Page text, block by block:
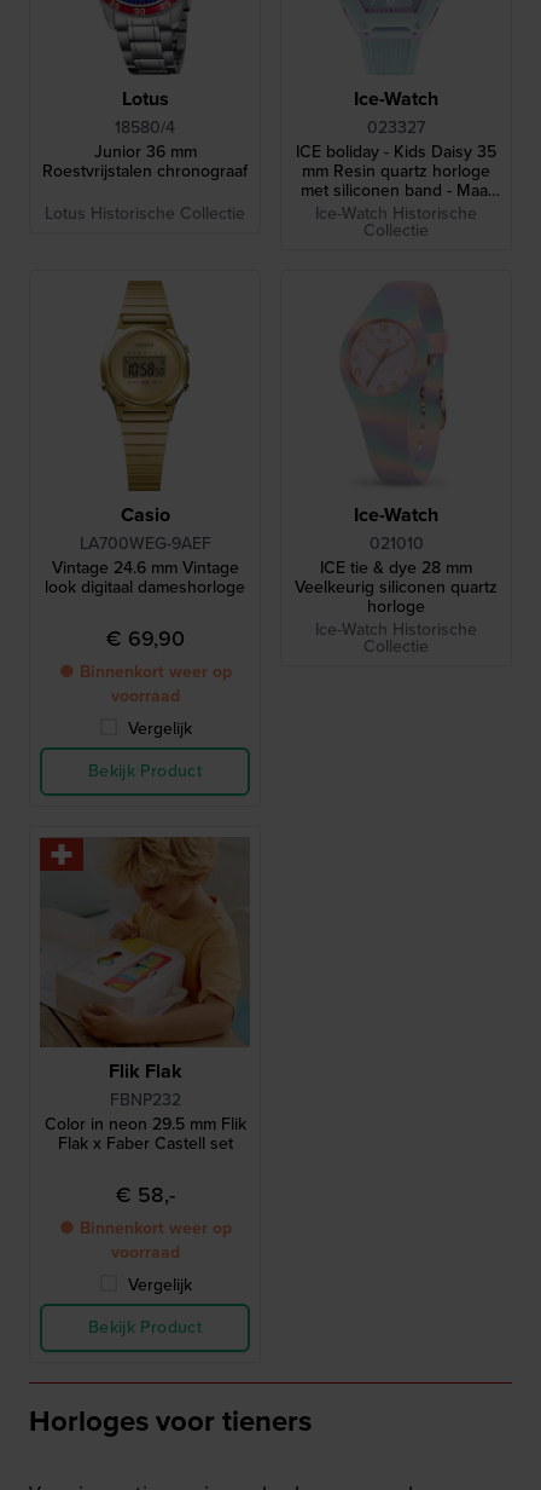
Lotus
18580/4
Junior 36 mm
Roestvrijstalen chronograaf
Lotus Historische Collectie
Ice-Watch
023327
ICE boliday - Kids Daisy 35
mm Resin quartz horloge
met siliconen band - Maat
Small
Ice-Watch Historische
Collectie
Casio
LA700WEG-9AEF
Vintage 24.6 mm Vintage
look digitaal dameshorloge
€ 69,90
● Binnenkort weer op
voorraad
Vergelijk
Bekijk Product
Ice-Watch
021010
ICE tie & dye 28 mm
Veelkeurig siliconen quartz
horloge
Ice-Watch Historische
Collectie
Flik Flak
FBNP232
Color in neon 29.5 mm Flik
Flak x Faber Castell set
€ 58,-
● Binnenkort weer op
voorraad
Vergelijk
Bekijk Product
Horloges voor tieners